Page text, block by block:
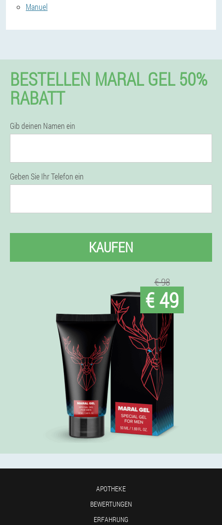
Manuel
BESTELLEN MARAL GEL 50%
RABATT
Gib deinen Namen ein
Geben Sie Ihr Telefon ein
KAUFEN
€ 98
€ 49
APOTHEKE
BEWERTUNGEN
ERFAHRUNG